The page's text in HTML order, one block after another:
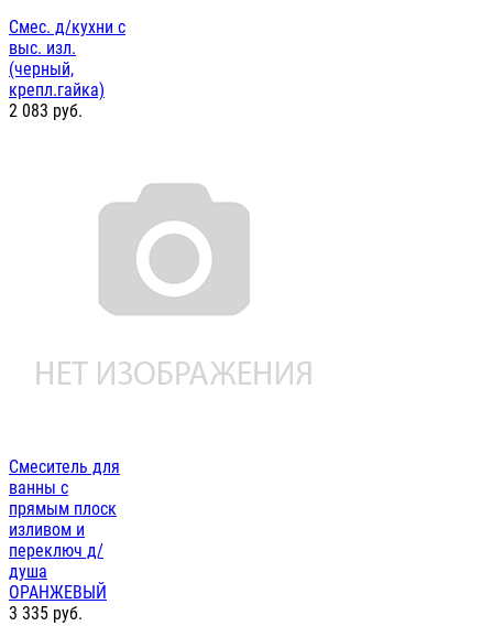
Смес. д/кухни с
выс. изл.
(черный,
крепл.гайка)
2 083 руб.
Смеситель для
ванны с
прямым плоск
изливом и
переключ д/
душа
ОРАНЖЕВЫЙ
3 335 руб.